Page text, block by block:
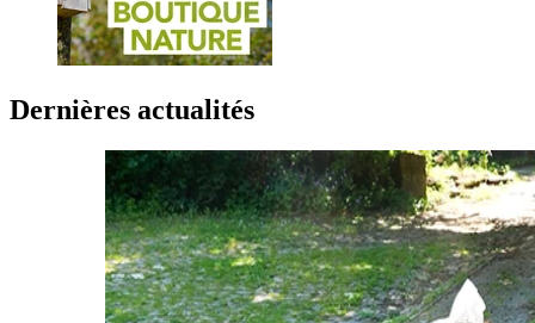
Dernières actualités